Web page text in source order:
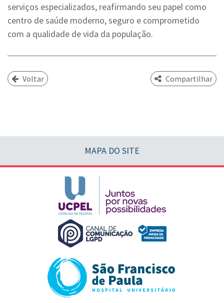
serviços especializados, reafirmando seu papel como
centro de saúde moderno, seguro e comprometido
com a qualidade de vida da população.
Voltar Compartilhar
MAPA DO SITE